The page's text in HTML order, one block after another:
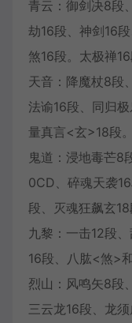
青云：御剑决8段
劫16段、神剑16
煞16段。太极禅
天音：降魔杖8段
法谕16段、同归
量真言<玄>18段。
鬼道：浸地毒芒8
0CD、碎魂天袭
段、灭魂狂飙玄
九黎：一击12段
16段、八肱<煞>
烈山：风鸣矢8段
三云龙16段、龙